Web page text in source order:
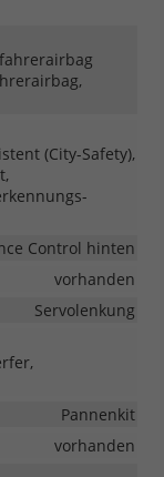
(City-Safety),
Control hinten
vorhanden
Servolenkung
Pannenkit
vorhanden